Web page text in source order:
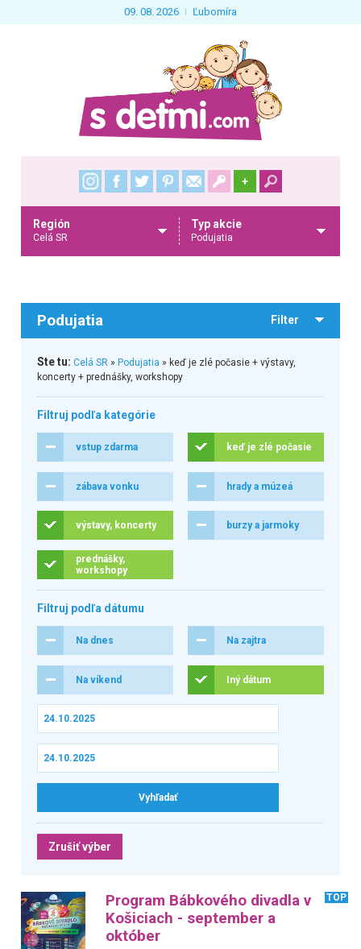
09. 08. 2026 Ľubomíra
+
Región
Celá SR
Typ akcie
Podujatia
Podujatia Filter
Ste tu: Celá SR» Podujatia » keď je zlé počasie + výstavy,
koncerty + prednášky, workshopy
Filtruj podľa kategórie
vstup zdarma keď je zlé počasie
zábava vonku hrady a múzeá
výstavy, koncerty burzy a jarmoky
prednášky,
workshopy
Filtruj podľa dátumu
Na dnes Na zajtra
Na víkend Iný dátum
Zrušiť výber
Program Bábkového divadla v
Košiciach - september a
október
TOP